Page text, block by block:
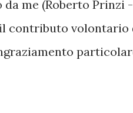
da me (Roberto
contributo